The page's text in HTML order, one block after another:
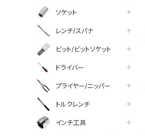
ソケット
レンチ/スパナ
ビット/ビットソケット
ドライバー
プライヤー/ニッパー
トルクレンチ
インチ工具
facebook
line